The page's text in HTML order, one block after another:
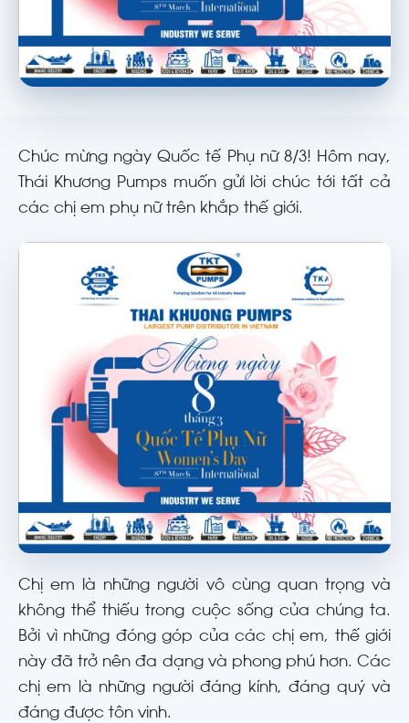
Chúc mừng ngày Quốc tế Phụ nữ 8/3! Hôm nay,
Thái Khương Pumps muốn gửi lời chúc tới tất cả
các chị em phụ nữ trên khắp thế giới.
Chị em là những người vô cùng quan trọng và
không thể thiếu trong cuộc sống của chúng ta.
Bởi vì những đóng góp của các chị em, thế giới
này đã trở nên đa dạng và phong phú hơn. Các
chị em là những người đáng kính, đáng quý và
đáng được tôn vinh.